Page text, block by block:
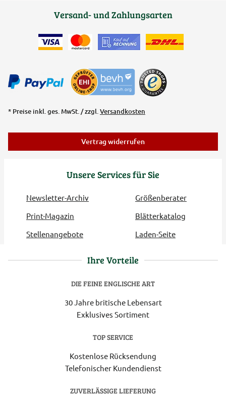
Unsere Services für Sie
Newsletter-Archiv
Größenberater
Print-Magazin
Blätterkatalog
Stellenangebote
Laden-Seite
Versand- und Zahlungsarten
* Preise inkl. ges. MwSt. / zzgl. Versandkosten
Vertrag widerrufen
Ihre Vorteile
DIE FEINE ENGLISCHE ART
30 Jahre britische Lebensart
Exklusives Sortiment
TOP SERVICE
Kostenlose Rücksendung
Telefonischer Kundendienst
ZUVERLÄSSIGE LIEFERUNG